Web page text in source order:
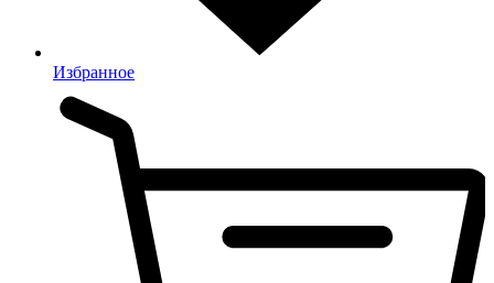
Избранное